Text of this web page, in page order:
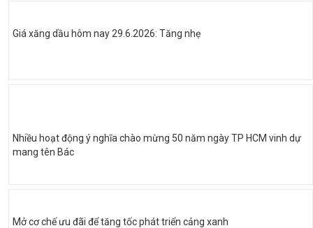
Giá xăng dầu hôm nay 29.6.2026: Tăng nhẹ
Nhiều hoạt động ý nghĩa chào mừng 50 năm ngày TP HCM vinh dự
mang tên Bác
Mở cơ chế ưu đãi để tăng tốc phát triển cảng xanh